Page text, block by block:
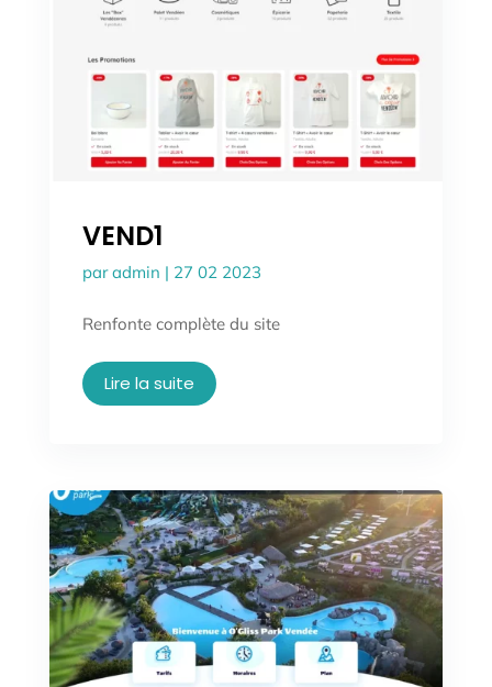
VEND1
paradmin | 27 02 2023
Renfonte complète du site
Lire la suite